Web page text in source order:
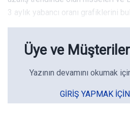
3 aylık yabancı oranı grafiklerini
Üye ve
Yazının devamını okumak
GIRIŞ YAPMAK